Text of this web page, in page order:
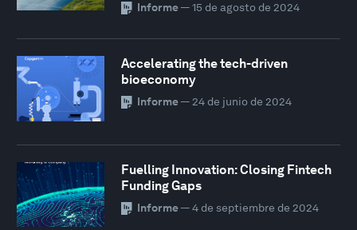
Informe— 15 de agosto de 2024
Accelerating the tech-driven
bioeconomy
Informe— 24 de junio de 2024
Fuelling Innovation: Closing Fintech
Funding Gaps
Informe— 4 de septiembre de 2024